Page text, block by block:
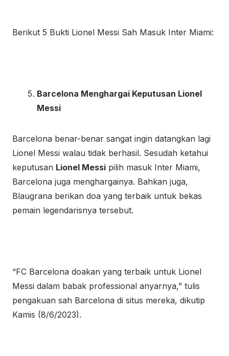
Berikut 5 Bukti Lionel Messi Sah Masuk Inter Miami:
Barcelona Menghargai Keputusan Lionel
Messi
Barcelona benar-benar sangat ingin datangkan lagi
Lionel Messi walau tidak berhasil. Sesudah ketahui
keputusan Lionel Messi pilih masuk Inter Miami,
Barcelona juga menghargainya. Bahkan juga,
Blaugrana berikan doa yang terbaik untuk bekas
pemain legendarisnya tersebut.
“FC Barcelona doakan yang terbaik untuk Lionel
Messi dalam babak professional anyarnya,” tulis
pengakuan sah Barcelona di situs mereka, dikutip
Kamis (8/6/2023).